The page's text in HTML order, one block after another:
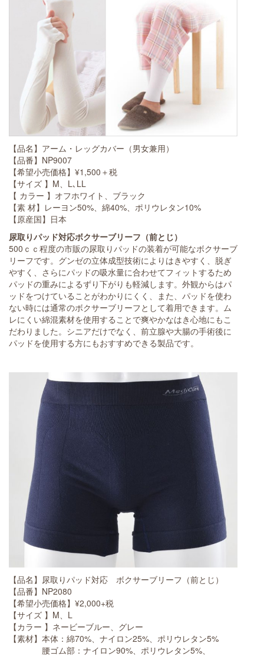
【品名】アーム・レッグカバー（男女兼用）
【品番】NP9007
【希望小売価格】¥1,500＋税
【サイズ 】M、L､LL
【 カラー 】オフホワイト、ブラック
【素 材】レーヨン50%、綿40%、ポリウレタン10%
【原産国】日本
尿取りパッド対応ボクサーブリーフ（前とじ）
500ｃｃ程度の市販の尿取りパッドの装着が可能なボクサーブ
リーフです。グンゼの立体成型技術によりはきやすく、脱ぎ
やすく、さらにパッドの吸水量に合わせてフィットするため
パッドの重みによるずり下がりも軽減します。外観からはパ
ッドをつけていることがわかりにくく、また、パッドを使わ
ない時には通常のボクサーブリーフとして着用できます。ム
レにくい綿混素材を使用することで爽やかなはき心地にもこ
だわりました。シニアだけでなく、前立腺や大腸の手術後に
パッドを使用する方にもおすすめできる製品です。
【品名】尿取りパッド対応 ボクサーブリーフ（前とじ）
【品番】NP2080
【希望小売価格】¥2,000+税
【サイズ 】M、L
【カラー 】ネービーブルー、グレー
【素材】本体：綿70%、ナイロン25%、ポリウレタン5%
腰ゴム部：ナイロン90%、ポリウレタン5%、